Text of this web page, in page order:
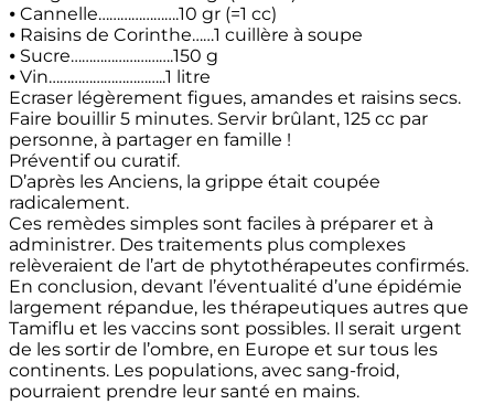
⦁ Cannelle………………….10 gr (=1 cc)
⦁ Raisins de Corinthe……1 cuillère à soupe
⦁ Sucre……………………….150 g
⦁ Vin…………………………..1 litre
Ecraser légèrement figues, amandes et raisins secs.
Faire bouillir 5 minutes. Servir brûlant, 125 cc par
personne, à partager en famille !
Préventif ou curatif.
D’après les Anciens, la grippe était coupée
radicalement.
Ces remèdes simples sont faciles à préparer et à
administrer. Des traitements plus complexes
relèveraient de l’art de phytothérapeutes confirmés.
En conclusion, devant l’éventualité d’une épidémie
largement répandue, les thérapeutiques autres que
Tamiflu et les vaccins sont possibles. Il serait urgent
de les sortir de l’ombre, en Europe et sur tous les
continents. Les populations, avec sang-froid,
pourraient prendre leur santé en mains.